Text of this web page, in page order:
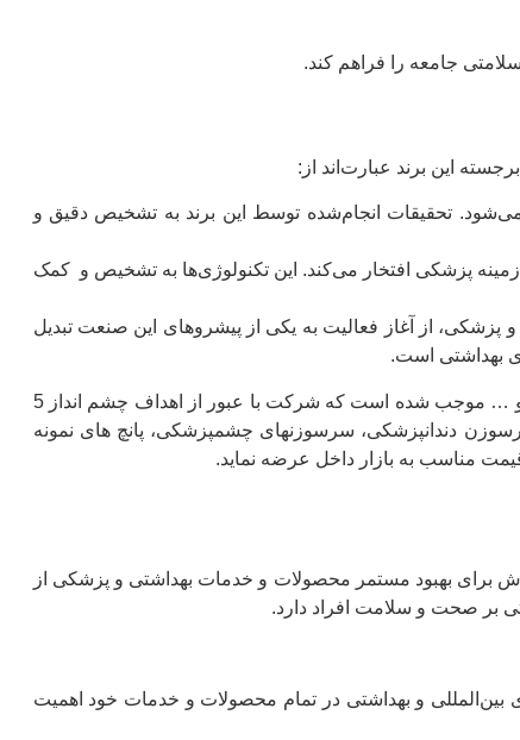
سلامتی جامعه را فراهم کند.
این برند عبارت‌اند از:
تحقیقات انجام‌شده توسط این برند به تشخیص دقیق و
زمینه پزشکی افتخار می‌کند. این تکنولوژی‌ها به تشخیص و کمک
پزشکی، از آغاز فعالیت به یکی از پیشروهای این صنعت تبدیل
بهداشتی است.
کوشش تيم های تخصصی مختلف شركت آوا پزشک در بخشهای تحقیق و توسعه، طراحی، توليد و … موجب شده است كه شركت با عبور از اهداف چشم انداز 5
دندانپزشکی، سرسوزنهای چشمپزشکی، پانچ های نمونه
مناسب به بازار داخل عرضه نمايد.
برای بهبود مستمر محصولات و خدمات بهداشتی و پزشکی از
بر صحت و سلامت افراد دارد.
بین‌المللی و بهداشتی در تمام محصولات و خدمات خود اهمیت